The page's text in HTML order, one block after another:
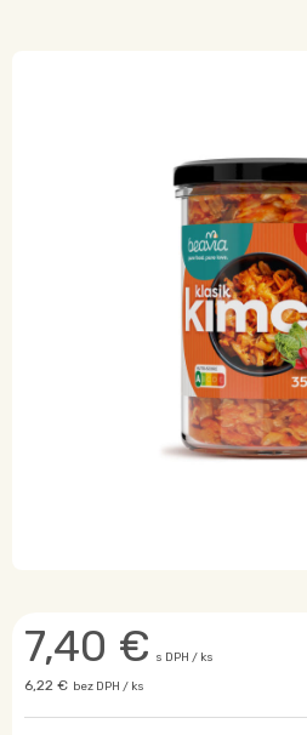
7,40 € s DPH / ks
6,22 € bez DPH / ks